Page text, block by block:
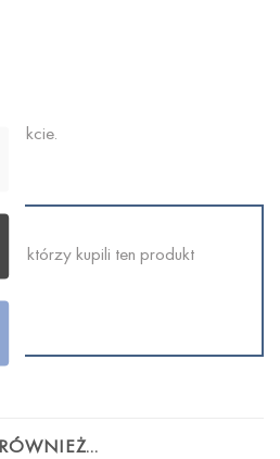
którzy kupili ten produkt